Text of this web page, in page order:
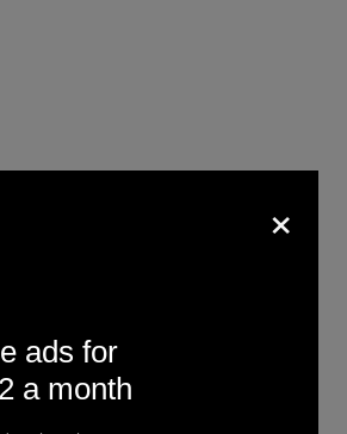
×
ads for
a month